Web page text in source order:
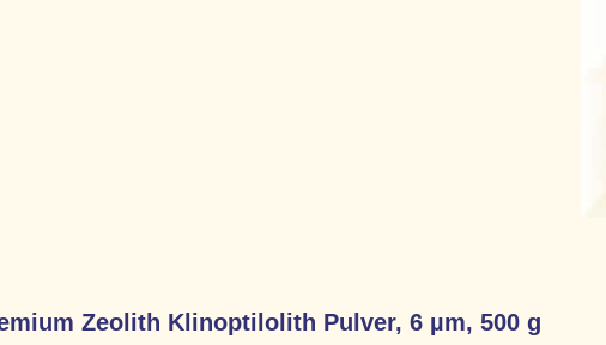
Zeolith Klinoptilolith Pulver, 6 µm, 500 g